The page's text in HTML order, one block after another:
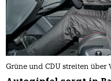
Grüne und CDU streiten über